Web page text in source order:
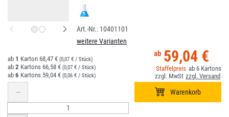
10401101
weitere Varianten
59,04 €
6
1 68,47 € (0,07 € / Stück)
2 66,58 € (0,07 € / Stück)
6 59,04 € (0,06 € / Stück)